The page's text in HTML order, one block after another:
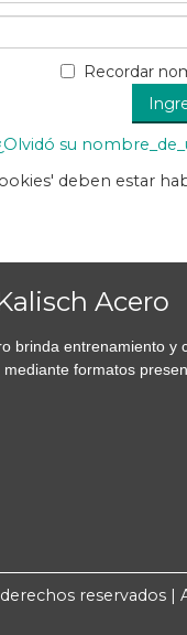
Recordar
su
deben estar
Acero
brinda entrenamiento y
formatos
reservados |